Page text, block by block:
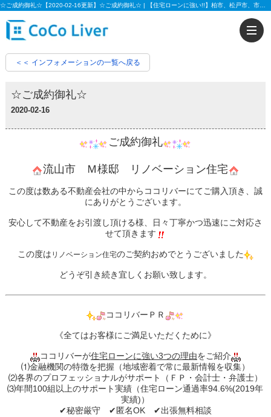
＜＜ インフォメーションの一覧へ戻る
☆ご成約御礼☆
2020-02-16
ご成約御礼
流山市 Ｍ様邸 リノベーション住宅
この度は数ある不動産会社の中からココリバーにてご購入頂き、誠
にありがとうございます。
安心して不動産をお引渡し頂ける様、日々丁寧かつ迅速にご対応さ
せて頂きます
この度は リノベーション住宅のご契約おめでとうございました
どうぞ引き続き宜しくお願い致します。
ココリバーＰＲ
《全てはお客様にご満足いただくために》
ココリバーが住宅ローンに強い3つの理由をご紹介
⑴金融機関の特徴を把握（地域密着で常に最新情報を収集）
⑵各界のプロフェッショナルがサポート（ＦＰ・会計士・弁護士）
⑶年間100組以上のサポート実績（住宅ローン通過率94.6%(2019年
実績)）
✔︎秘密厳守 ✔︎匿名OK ✔︎出張無料相談